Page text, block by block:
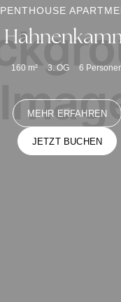
PENTHOUSE
160 m² 3. OG 6
MEHR ERFAHREN
JETZT BUCHEN